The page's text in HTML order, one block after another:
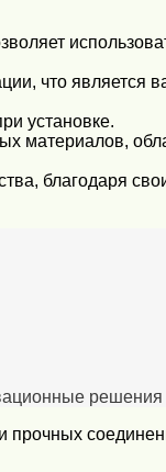
что является
установке.
материалов,
благодаря
прочных